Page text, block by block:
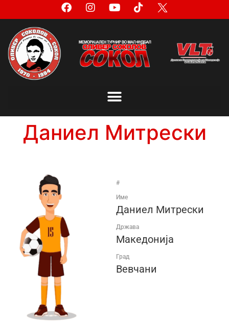
Даниел Митрески
#
Име
Даниел Митрески
Држава
Македонија
Град
Вевчани